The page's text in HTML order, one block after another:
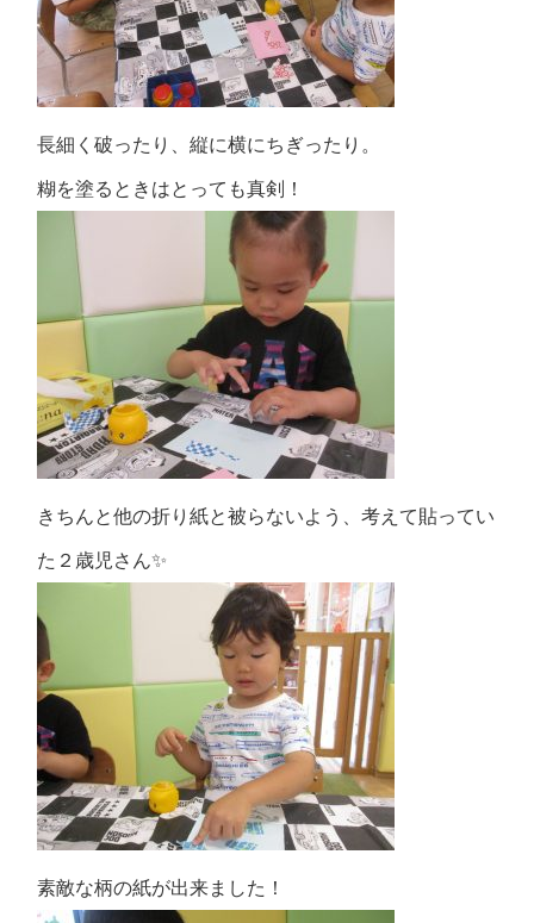
長細く破ったり、縦に横にちぎったり。
糊を塗るときはとっても真剣！
きちんと他の折り紙と被らないよう、考えて貼ってい
た２歳児さん✨
素敵な柄の紙が出来ました！